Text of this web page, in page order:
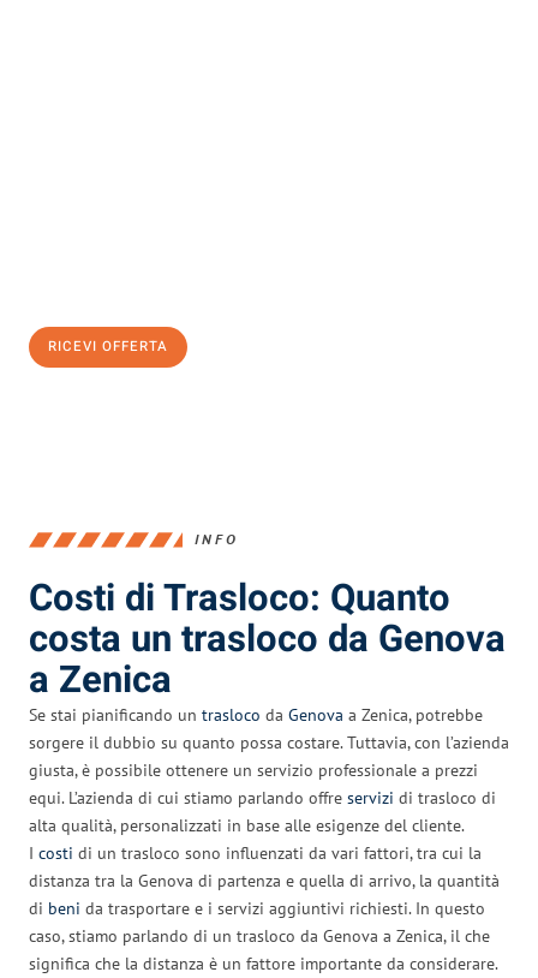
RICEVI OFFERTA
INFO
Costi di Trasloco: Quanto
costa un trasloco da Genova
a Zenica
Se stai pianificando un trasloco da Genova a Zenica, potrebbe
sorgere il dubbio su quanto possa costare. Tuttavia, con l’azienda
giusta, è possibile ottenere un servizio professionale a prezzi
equi. L’azienda di cui stiamo parlando offre servizi di trasloco di
alta qualità, personalizzati in base alle esigenze del cliente.
I costi di un trasloco sono influenzati da vari fattori, tra cui la
distanza tra la Genova di partenza e quella di arrivo, la quantità
di beni da trasportare e i servizi aggiuntivi richiesti. In questo
caso, stiamo parlando di un trasloco da Genova a Zenica, il che
significa che la distanza è un fattore importante da considerare.